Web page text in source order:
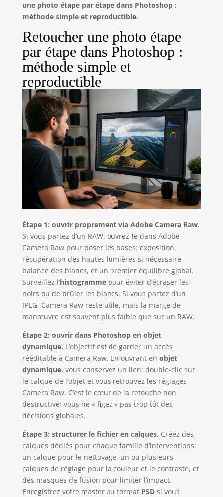
une photo étape par étape dans Photoshop :
méthode simple et reproductible.
Retoucher une photo étape
par étape dans Photoshop :
méthode simple et
reproductible
Étape 1: ouvrir proprement via Adobe Camera Raw.
Si vous partez d’un RAW, ouvrez-le dans Adobe
Camera Raw pour poser les bases: exposition,
récupération des hautes lumières si nécessaire,
balance des blancs, et un premier équilibre global.
Surveillez l’histogrammepour éviter d’écraser les
noirs ou de brûler les blancs. Si vous partez d’un
JPEG, Camera Raw reste utile, mais la marge de
manœuvre est souvent plus faible que sur un RAW.
Étape 2: ouvrir dans Photoshop en objet
dynamique. L’objectif est de garder un accès
rééditable à Camera Raw. En ouvrant en objet
dynamique, vous conservez un lien: double-clic sur
le calque de l’objet et vous retrouvez les réglages
Camera Raw. C’est le cœur de la retouche non
destructive: vous ne « figez » pas trop tôt des
décisions globales.
Étape 3: structurer le fichier en calques. Créez des
calques dédiés pour chaque famille d’interventions:
un calque pour le nettoyage, un ou plusieurs
calques de réglage pour la couleur et le contraste, et
des masques de fusion pour limiter l’impact.
Enregistrez votre master au format PSDsi vous